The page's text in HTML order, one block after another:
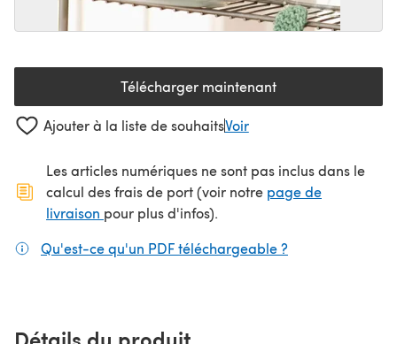
Télécharger maintenant(s'ouvre dans un nouvel
Ajouter à la liste de souhaitsVoir
Les articles numériques ne sont pas inclus dans le
calcul des frais de port (voir notre page de
livraison (s'ouvre dans un nouvel onglet)
pour plus d'infos).
Qu'est-ce qu'un PDF téléchargeable ?